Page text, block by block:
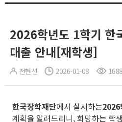
2026학년도 1학기 한
대출 안내[재학생]
전현선 2026-01-08
한국장학재단에서 실시하는2026
계획을 알려드리니, 희망하는 학